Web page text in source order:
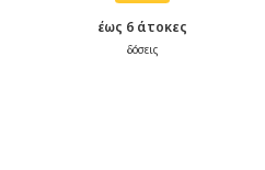
έως 6 άτοκες
δόσεις